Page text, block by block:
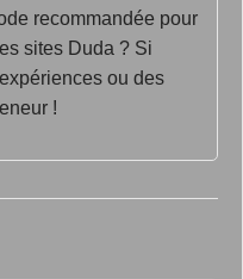
recommandée pour
sites Duda ? Si
ou des
!